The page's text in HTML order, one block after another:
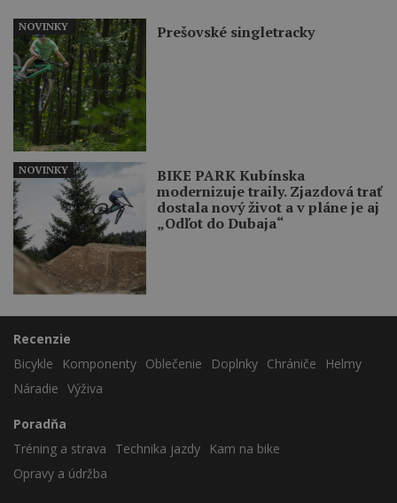
Prešovské singletracky
NOVINKY
BIKE PARK Kubínska
modernizuje traily. Zjazdová trať
dostala nový život a v pláne je aj
„Odľot do Dubaja“
NOVINKY
Recenzie
Bicykle
Komponenty Oblečenie Doplnky Chrániče
Helmy
Náradie Výživa
Poradňa
Tréning a strava
Technika jazdy
Kam na bike
Opravy a údržba